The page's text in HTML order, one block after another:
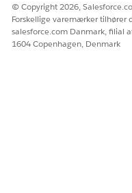
© Copyright 2026,
Forskellige varemærker tilhører
salesforce.com Danmark, filial
1604 Copenhagen, Denmark